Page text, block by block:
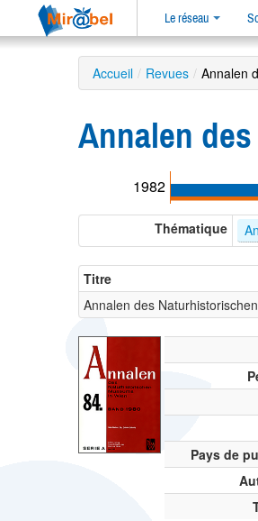
Le réseau
Accueil / Revues / Annalen
Annalen
1982
Thématique
Titre
Annalen des
Pays de